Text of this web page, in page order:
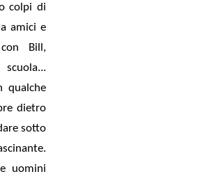
colpi di
amici e
Bill,
qualche
dietro
sotto
uomini